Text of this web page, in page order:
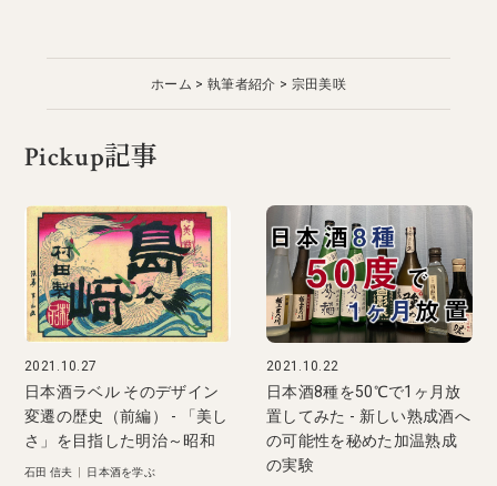
ホーム 執筆者紹介 宗田美咲
Pickup記事
2021.10.27
日本酒ラベル そのデザイン
変遷の歴史（前編） - 「美し
さ」を目指した明治～昭和
石田 信夫 日本酒を学ぶ
2021.10.22
日本酒8種を50℃で1ヶ月放
置してみた - 新しい熟成酒へ
の可能性を秘めた加温熟成
の実験